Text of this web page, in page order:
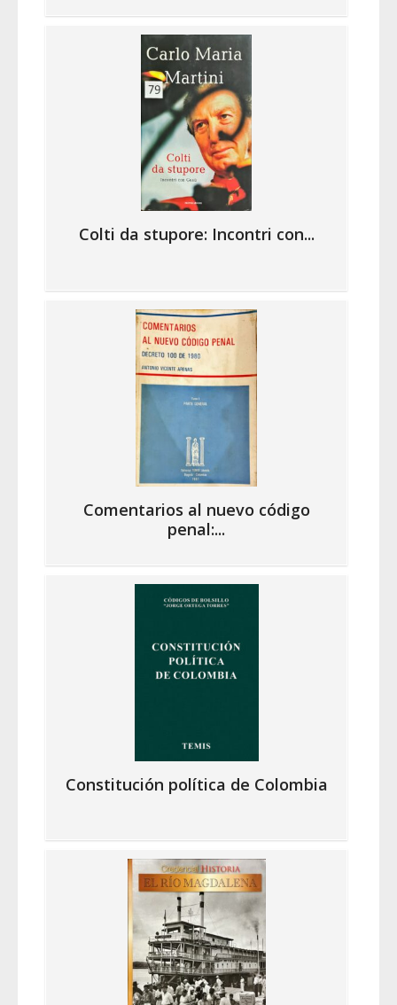
Colti da stupore: Incontri con...
Comentarios al nuevo código
penal:...
Constitución política de Colombia